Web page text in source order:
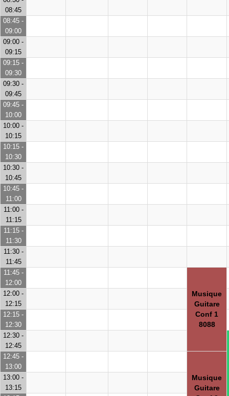
08:45
08:45 -
09:00
09:00 -
09:15
09:15 -
09:30
09:30 -
09:45
09:45 -
10:00
10:00 -
10:15
10:15 -
10:30
10:30 -
10:45
10:45 -
11:00
11:00 -
11:15
11:15 -
11:30
11:30 -
11:45
11:45 -
12:00
Musique
Guitare
Conf 1
8088
12:00 -
12:15
12:15 -
12:30
12:30 -
12:45
12:45 -
13:00
Musique
Guitare
13:00 -
13:15